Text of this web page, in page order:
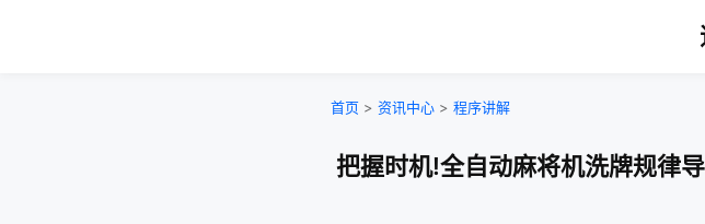
首页 > 资讯中心 > 程序讲解
把握时机!全自动麻将机洗牌规律